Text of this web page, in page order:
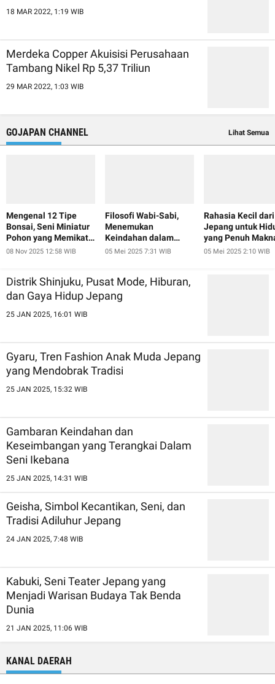
18 MAR 2022, 1:19 WIB
Merdeka Copper Akuisisi Perusahaan
Tambang Nikel Rp 5,37 Triliun
29 MAR 2022, 1:03 WIB
GOJAPAN CHANNEL Lihat Semua
Mengenal 12 Tipe
Bonsai, Seni Miniatur
Pohon yang Memikat
Hati
08 Nov 2025 12:58 WIB
Filosofi Wabi-Sabi,
Menemukan
Keindahan dalam
Ketidaksempurnaan
05 Mei 2025 7:31 WIB
Rahasia Kecil dari
Jepang untuk
yang Penuh
05 Mei 2025 2:10 WIB
Distrik Shinjuku, Pusat Mode, Hiburan,
dan Gaya Hidup Jepang
25 JAN 2025, 16:01 WIB
Gyaru, Tren Fashion Anak Muda Jepang
yang Mendobrak Tradisi
25 JAN 2025, 15:32 WIB
Gambaran Keindahan dan
Keseimbangan yang Terangkai Dalam
Seni Ikebana
25 JAN 2025, 14:31 WIB
Geisha, Simbol Kecantikan, Seni, dan
Tradisi Adiluhur Jepang
24 JAN 2025, 7:48 WIB
Kabuki, Seni Teater Jepang yang
Menjadi Warisan Budaya Tak Benda
Dunia
21 JAN 2025, 11:06 WIB
KANAL DAERAH